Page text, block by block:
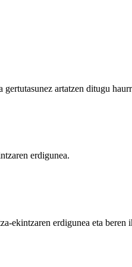
artatzen ditugu
erdigunea.
ekintzaren erdigunea eta